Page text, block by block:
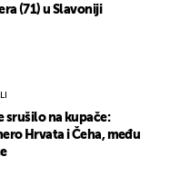
(71) u Slavoniji
srušilo na kupače:
Hrvata i Čeha, među